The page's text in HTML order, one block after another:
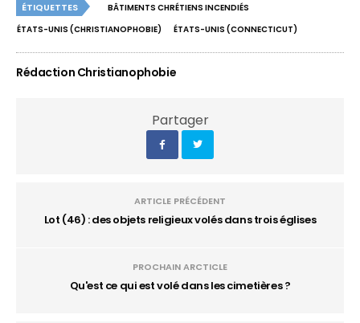
ÉTIQUETTES
BÂTIMENTS CHRÉTIENS INCENDIÉS
ÉTATS-UNIS (CHRISTIANOPHOBIE)
ÉTATS-UNIS (CONNECTICUT)
Rédaction Christianophobie
Partager
ARTICLE PRÉCÉDENT
Lot (46) : des objets religieux volés dans trois églises
PROCHAIN ARCTICLE
Qu'est ce qui est volé dans les cimetières ?